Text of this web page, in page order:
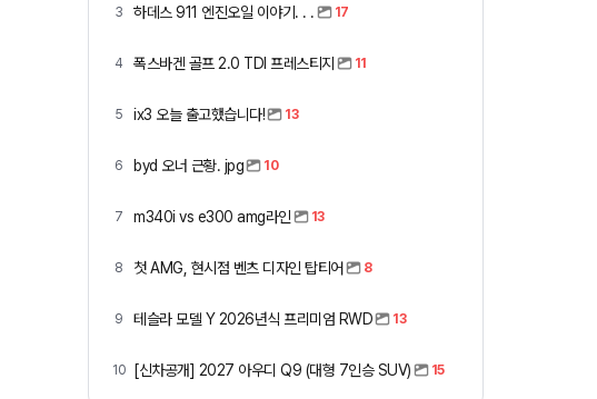
3 하데스 911 엔진오일 이야기. . . 17
4 폭스바겐 골프 2.0 TDI 프레스티지 11
5 ix3 오늘 출고했습니다! 13
6 byd 오너 근황. jpg 10
7 m340i vs e300 amg라인 13
8 첫 AMG, 현시점 벤츠 디자인 탑티어 8
9 테슬라 모델 Y 2026년식 프리미엄 RWD 13
10 [신차공개] 2027 아우디 Q9 (대형 7인승 SUV) 15